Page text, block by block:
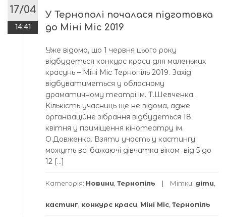
17/04
14:41
У Тернополі почалася підготовка
до Міні Міс 2019
Уже відомо, що 1 червня цього року
відбудеться конкурс краси для маленьких
красунь – Міні Міс Тернопіль 2019. Захід
відбуватиметься у обласному
драматичному театрі ім. Т.Шевченка.
Кількість учасниць ще не відома, адже
організаційне зібрання відбудеться 18
квітня у приміщення кінотеатру ім.
О.Довженка. Взяти участь у кастингу
можуть всі бажаючі дівчатка віком від 5 до
12 […]
Категорія: Новини, Тернопіль Мітки: діти,
кастинг, конкурс краси, Міні Міс, Тернопіль